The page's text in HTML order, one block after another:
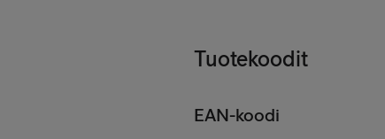
Tuotekoodit
EAN-koodi